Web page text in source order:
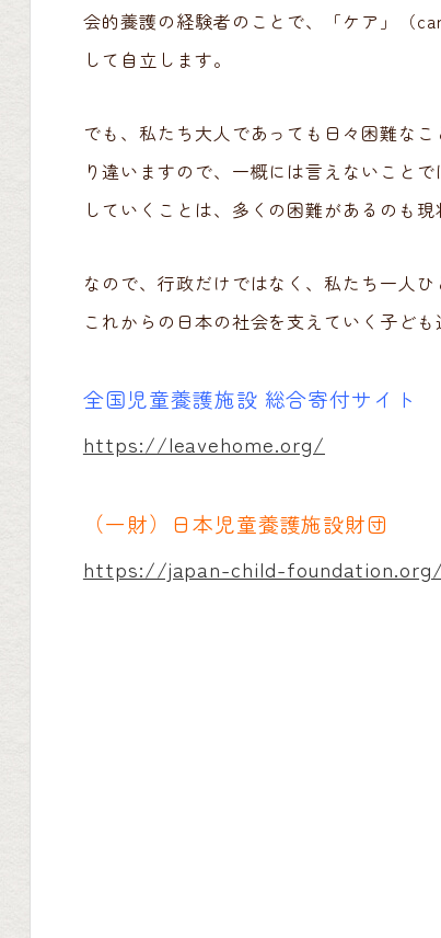
会的養護の経験者のことで、「ケア」（
して自立します。
でも、私たち大人であっても日々困難な
り違いますので、一概には言えないこと
していくことは、多くの困難があるのも現
なので、行政だけではなく、私たち一人
これからの日本の社会を支えていく子ど
全国児童養護施設 総合寄付サイト
https://leavehome.org/
（一財）日本児童養護施設財団
https://japan-child-foundation.org/